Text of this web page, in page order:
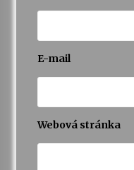
E-mail
Webová stránka